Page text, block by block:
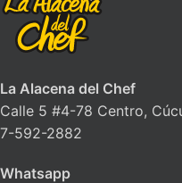
La Alacena del Chef
Calle 5 #4-78 Centro,
7-592-2882
Whatsapp